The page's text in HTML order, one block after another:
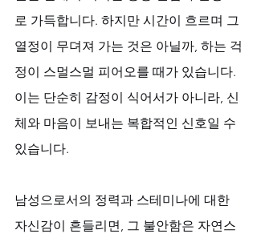
로 가득합니다. 하지만 시간이 흐르며 그
열정이 무뎌져 가는 것은 아닐까, 하는 걱
정이 스멀스멀 피어오를 때가 있습니다.
이는 단순히 감정이 식어서가 아니라, 신
체와 마음이 보내는 복합적인 신호일 수
있습니다.
남성으로서의 정력과 스테미나에 대한
자신감이 흔들리면, 그 불안함은 자연스